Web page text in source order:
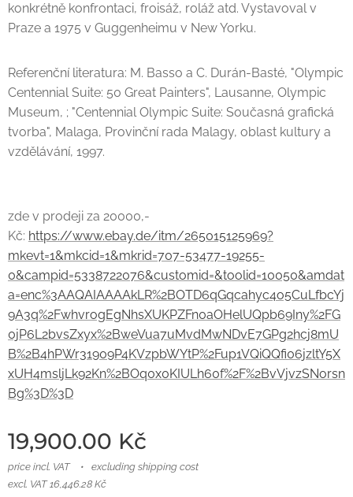
konkrétně konfrontaci, froisáž, roláž atd. Vystavoval v
Praze a 1975 v Guggenheimu v New Yorku.
Referenční literatura: M. Basso a C. Durán-Basté, "Olympic
Centennial Suite: 50 Great Painters", Lausanne, Olympic
Museum, ; "Centennial Olympic Suite: Současná grafická
tvorba", Malaga, Provinční rada Malagy, oblast kultury a
vzdělávání, 1997.
zde v prodeji za 20000,-
Kč: https://www.ebay.de/itm/265015125969?
mkevt=1&mkcid=1&mkrid=707-53477-19255-
0&campid=5338722076&customid=&toolid=10050&amdat
a=enc%3AAQAIAAAAkLR%2BOTD6qGqcahyc4o5CuLfbcYj
9A3q%2FwhvrogEgNhsXUKPZFn0aOHelUQpb69Iny%2FG
0jP6L2bvsZxyx%2BweVua7uMvdMwNDvE7GPg2hcj8mU
B%2B4hPWr31909P4KVzpbWYtP%2Fup1VQiQQfi06jzltY5X
xUH4msljLk92Kn%2BOq0x0KIULh60f%2F%2BvVjvzSNorsn
Bg%3D%3D
19,900.00 Kč
price incl. VAT
excluding shipping cost
excl. VAT 16,446.28 Kč